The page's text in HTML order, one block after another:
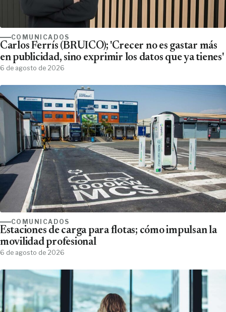
COMUNICADOS
Carlos Ferrís (BRUICO); 'Crecer no es gastar más
en publicidad, sino exprimir los datos que ya tienes'
6 de agosto de 2026
COMUNICADOS
Estaciones de carga para flotas; cómo impulsan la
movilidad profesional
6 de agosto de 2026